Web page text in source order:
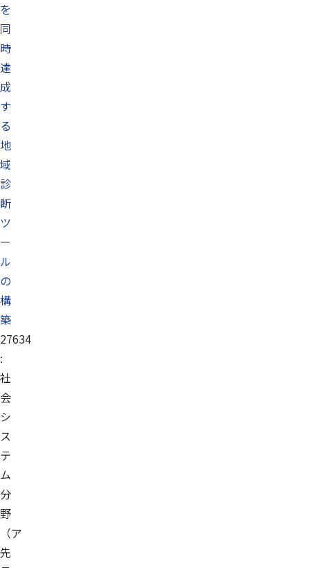
を
同
時
達
成
す
る
地
域
診
断
ツ
ー
ル
の
構
築
27634
:
社
会
シ
ス
テ
ム
分
野
（ア
先